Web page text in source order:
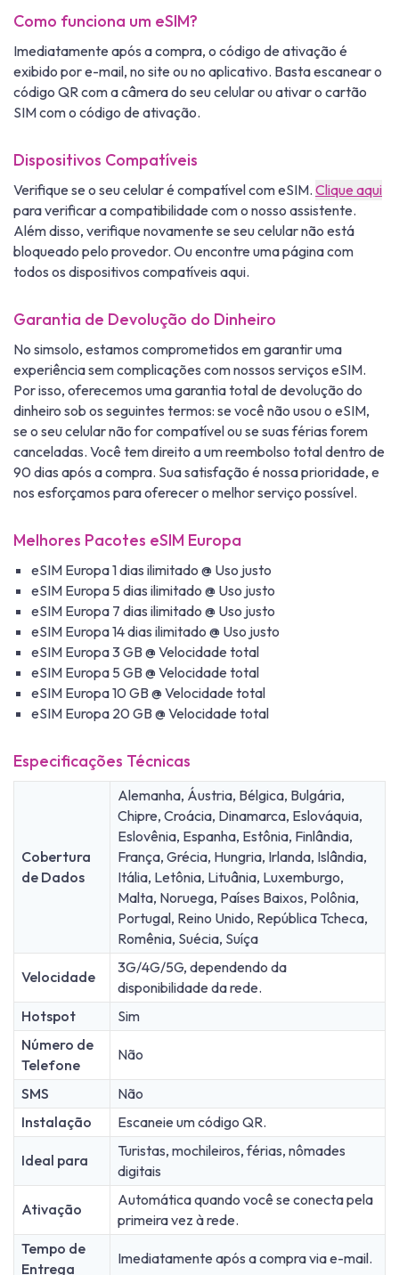
Como funciona um eSIM?
Imediatamente após a compra, o código de ativação é
exibido por e-mail, no site ou no aplicativo. Basta escanear o
código QR com a câmera do seu celular ou ativar o cartão
SIM com o código de ativação.
Dispositivos Compatíveis
Verifique se o seu celular é compatível com eSIM. Clique aqui
para verificar a compatibilidade com o nosso assistente.
Além disso, verifique novamente se seu celular não está
bloqueado pelo provedor. Ou encontre uma página com
todos os dispositivos compatíveis aqui.
Garantia de Devolução do Dinheiro
No simsolo, estamos comprometidos em garantir uma
experiência sem complicações com nossos serviços eSIM.
Por isso, oferecemos uma garantia total de devolução do
dinheiro sob os seguintes termos: se você não usou o eSIM,
se o seu celular não for compatível ou se suas férias forem
canceladas. Você tem direito a um reembolso total dentro de
90 dias após a compra. Sua satisfação é nossa prioridade, e
nos esforçamos para oferecer o melhor serviço possível.
Melhores Pacotes eSIM Europa
eSIM Europa 1 dias ilimitado @ Uso justo
eSIM Europa 5 dias ilimitado @ Uso justo
eSIM Europa 7 dias ilimitado @ Uso justo
eSIM Europa 14 dias ilimitado @ Uso justo
eSIM Europa 3 GB @ Velocidade total
eSIM Europa 5 GB @ Velocidade total
eSIM Europa 10 GB @ Velocidade total
eSIM Europa 20 GB @ Velocidade total
Especificações Técnicas
Cobertura
de Dados
Alemanha, Áustria, Bélgica, Bulgária,
Chipre, Croácia, Dinamarca, Eslováquia,
Eslovênia, Espanha, Estônia, Finlândia,
França, Grécia, Hungria, Irlanda, Islândia,
Itália, Letônia, Lituânia, Luxemburgo,
Malta, Noruega, Países Baixos, Polônia,
Portugal, Reino Unido, República Tcheca,
Romênia, Suécia, Suíça
Velocidade
3G/4G/5G, dependendo da
disponibilidade da rede.
Hotspot
Sim
Número de
Telefone
Não
SMS
Não
Instalação
Escaneie um código QR.
Ideal para
Turistas, mochileiros, férias, nômades
digitais
Ativação
Automática quando você se conecta pela
primeira vez à rede.
Tempo de
Entrega
Imediatamente após a compra via e-mail.